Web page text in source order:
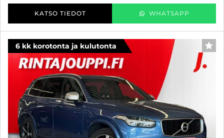
KATSO TIEDOT WHATSAPP
6 kk korotonta ja kulutonta